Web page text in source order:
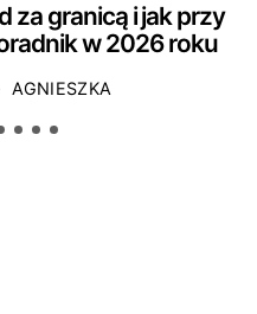
za granicą i jak przy
w 2026 roku
AGNIESZKA